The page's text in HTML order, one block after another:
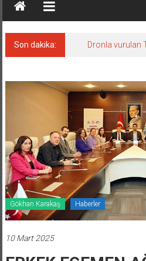
Son dakika: Dronla vurulan
Gökhan Karakaş Haberler
10 Mart 2025